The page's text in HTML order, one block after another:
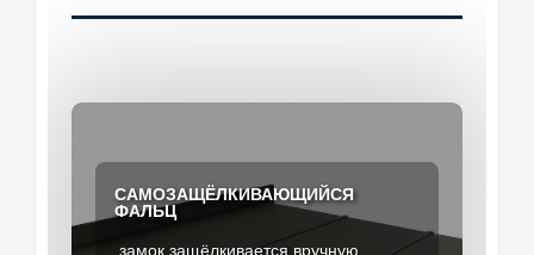
САМОЗАЩЁЛКИВАЮЩИЙСЯ
ФАЛЬЦ
замок защёлкивается вручную
ДВОЙНОЙ СТОЯЧИЙ ФАЛЬЦ
ШТРИПС ДЛЯ КАРТИН